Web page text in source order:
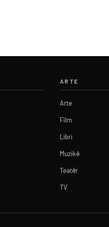
ARTE
Arte
Film
Libri
Muzikë
Teatër
TV